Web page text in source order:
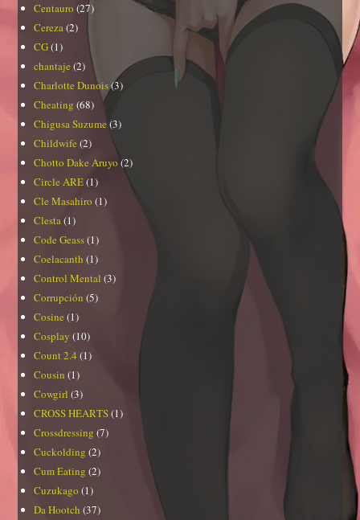
Centauro (27)
Cereza(2)
CG(1)
chantaje (2)
Charlotte Dunois(3)
Cheating (68)
Chigusa Suzume(3)
Childwife (2)
Chotto Dake Aruyo (2)
Circle ARE(1)
Cle Masahiro (1)
Clesta(1)
Code Geass(1)
Coelacanth (1)
Control Mental (3)
Corrupción (5)
Cosine (1)
Cosplay (10)
Count 2.4 (1)
Cousin (1)
Cowgirl (3)
CROSS HEARTS(1)
Crossdressing (7)
Cuckolding (2)
Cum Eating (2)
Cuzukago (1)
Da Hootch (37)